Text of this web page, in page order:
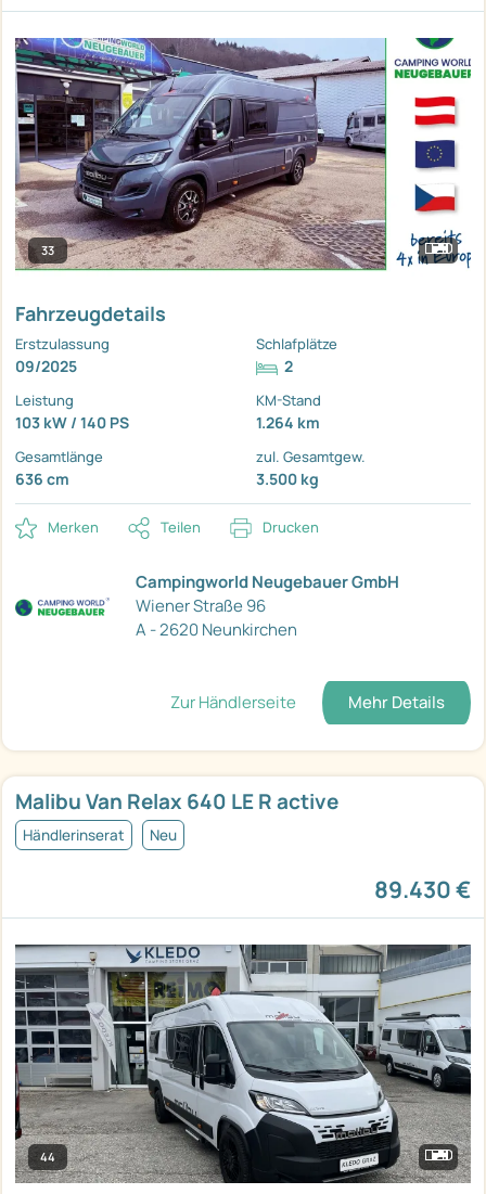
33
Fahrzeugdetails
Erstzulassung
09/2025
Schlafplätze
2
Leistung
103 kW / 140 PS
KM-Stand
1.264 km
Gesamtlänge
636 cm
zul. Gesamtgew.
3.500 kg
Merken Teilen Drucken
Campingworld Neugebauer GmbH
Wiener Straße 96
A - 2620 Neunkirchen
Zur Händlerseite Mehr Details
Malibu Van Relax 640 LE R active
Händlerinserat Neu
89.430 €
44